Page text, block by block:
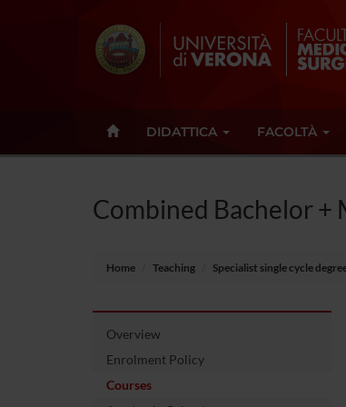
DIDATTICA FACOLTÀ
Combined Bachelor +
Home Teaching Specialist single cycle
Overview
Enrolment Policy
Courses